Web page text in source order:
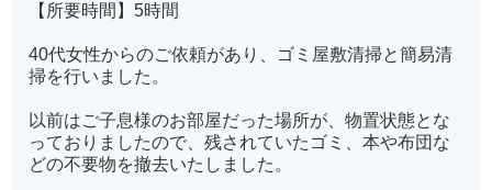
【所要時間】5時間
40代女性からのご依頼があり、ゴミ屋敷清掃と簡易清
掃を行いました。
以前はご子息様のお部屋だった場所が、物置状態とな
っておりましたので、残されていたゴミ、本や布団な
どの不要物を撤去いたしました。